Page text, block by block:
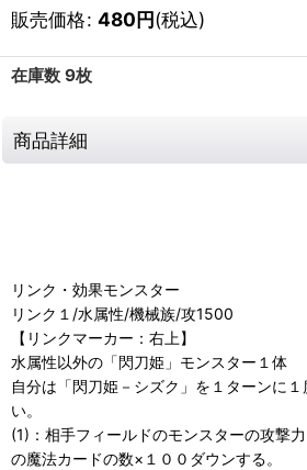
販売価格: 480円(税込)
在庫数 9枚
商品詳細
リンク・効果モンスター
リンク１/水属性/機械族/攻1500
【リンクマーカー：右上】
水属性以外の「閃刀姫」モンスター１体
自分は「閃刀姫－シズク」を１ターンに
い。
(1)：相手フィールドのモンスターの攻撃
の魔法カードの数×１００ダウンする。